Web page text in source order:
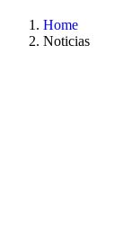
Home
Noticias